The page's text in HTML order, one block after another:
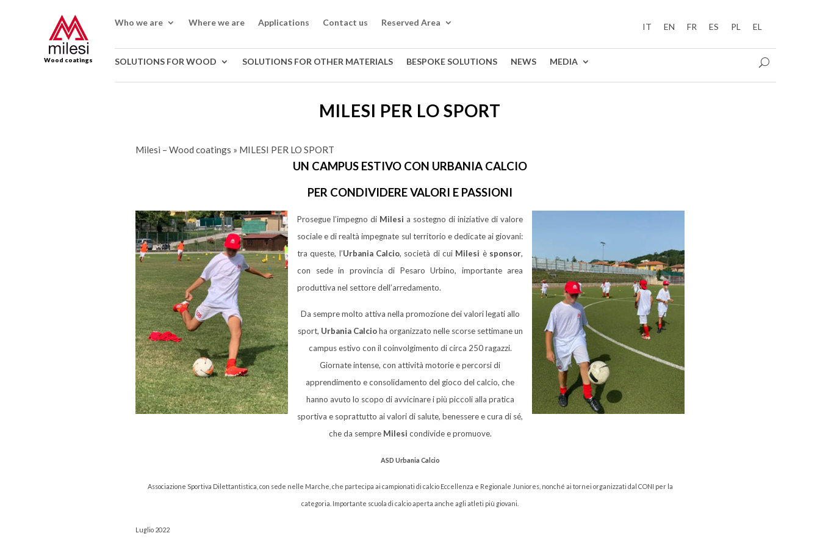
Wood coatings
Who we are Where we are Applications Contact us Reserved Area IT EN FR ES PL EL
SOLUTIONS FOR WOOD SOLUTIONS FOR OTHER MATERIALS BESPOKE SOLUTIONS NEWS MEDIA
MILESI PER LO SPORT
Milesi – Wood coatings » MILESI PER LO SPORT
UN CAMPUS ESTIVO CON URBANIA CALCIO
PER CONDIVIDERE VALORI E PASSIONI
Prosegue l’impegno di Milesi a sostegno di iniziative di valore
sociale e di realtà impegnate sul territorio e dedicate ai giovani:
tra queste, l’Urbania Calcio, società di cui Milesi è sponsor,
con sede in provincia di Pesaro Urbino, importante area
produttiva nel settore dell’arredamento.
Da sempre molto attiva nella promozione dei valori legati allo
sport, Urbania Calcioha organizzato nelle scorse settimane un
campus estivo con il coinvolgimento di circa 250 ragazzi.
Giornate intense, con attività motorie e percorsi di
apprendimento e consolidamento del gioco del calcio, che
hanno avuto lo scopo di avvicinare i più piccoli alla pratica
sportiva e soprattutto ai valori di salute, benessere e cura di sé,
che da sempre Milesi condivide e promuove.
ASD Urbania Calcio
Associazione Sportiva Dilettantistica, con sede nelle Marche, che partecipa ai campionati di calcio Eccellenza e Regionale Juniores, nonché ai tornei organizzati dal CONI per la
categoria. Importante scuola di calcio aperta anche agli atleti più giovani.
Luglio 2022